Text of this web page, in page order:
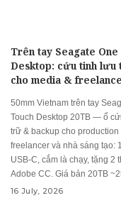
Trên tay Seagate One
Desktop: cứu tinh lưu
cho media &
50mm Vietnam trên tay
Touch Desktop 20TB — ổ
trữ & backup cho production
freelancer và nhà sáng tạo:
USB-C, cắm là chạy, tặng 2
Adobe CC. Giá bản 20TB
16 July, 2026